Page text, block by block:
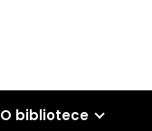
O bibliotece